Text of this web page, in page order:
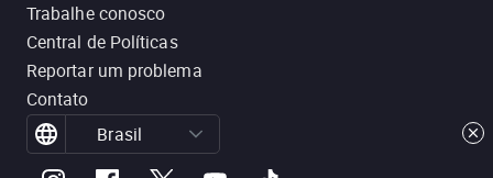
Trabalhe conosco
Central de Políticas
Reportar um problema
Contato
Brasil